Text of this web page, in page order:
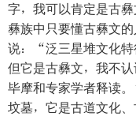
字，我可以肯定是古
彝族中只要懂古彝文
说：“泛三星堆文化特
但它是古彝文，我不
毕摩和专家学者释读
坟墓，它是古道文化